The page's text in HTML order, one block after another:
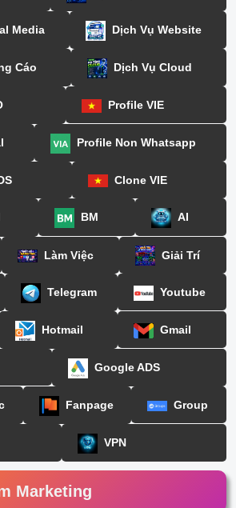
Media Dịch Vụ Website
Cáo Dịch Vụ Cloud
Profile VIE
Profile Non Whatsapp
Clone VIE
BM AI
Làm Việc Giải Trí
Telegram Youtube
Hotmail Gmail
Google ADS
Fanpage Group
VPN
Marketing